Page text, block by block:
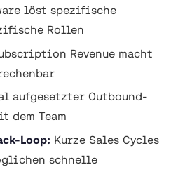
löst spezifische
Rollen
Revenue macht
aufgesetzter Outbound-
dem Team
Loop: Kurze Sales Cycles
schnelle